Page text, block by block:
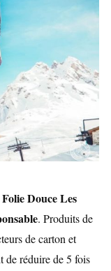
Douce Les
. Produits de
de carton et
de réduire de 5 fois